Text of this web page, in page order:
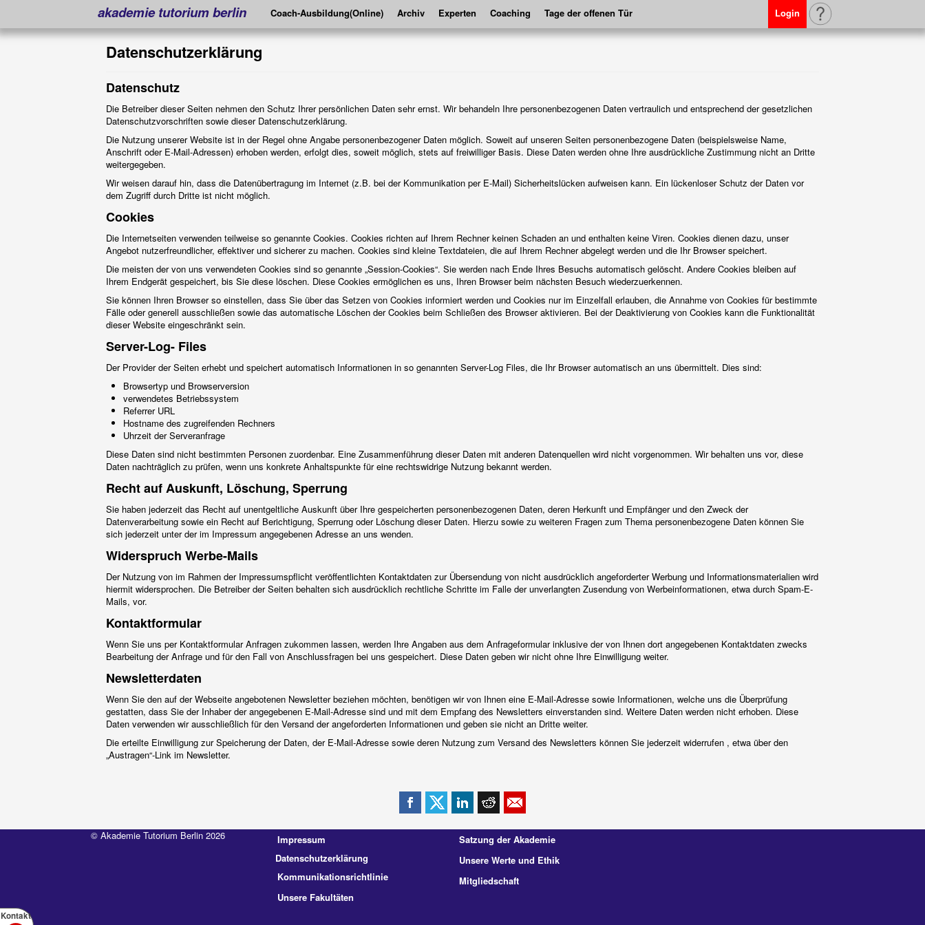
Kontakt
akademie tutorium berlin Coach-Ausbildung(Online) Archiv Experten Coaching Tage der offenen Tür Login
Datenschutzerklärung
Datenschutz
Die Betreiber dieser Seiten nehmen den Schutz Ihrer persönlichen Daten sehr ernst. Wir behandeln Ihre personenbezogenen Daten vertraulich und entsprechend der gesetzlichen
Datenschutzvorschriften sowie dieser Datenschutzerklärung.
Die Nutzung unserer Website ist in der Regel ohne Angabe personenbezogener Daten möglich. Soweit auf unseren Seiten personenbezogene Daten (beispielsweise Name,
Anschrift oder E-Mail-Adressen) erhoben werden, erfolgt dies, soweit möglich, stets auf freiwilliger Basis. Diese Daten werden ohne Ihre ausdrückliche Zustimmung nicht an Dritte
weitergegeben.
Wir weisen darauf hin, dass die Datenübertragung im Internet (z.B. bei der Kommunikation per E-Mail) Sicherheitslücken aufweisen kann. Ein lückenloser Schutz der Daten vor
dem Zugriff durch Dritte ist nicht möglich.
Cookies
Die Internetseiten verwenden teilweise so genannte Cookies. Cookies richten auf Ihrem Rechner keinen Schaden an und enthalten keine Viren. Cookies dienen dazu, unser
Angebot nutzerfreundlicher, effektiver und sicherer zu machen. Cookies sind kleine Textdateien, die auf Ihrem Rechner abgelegt werden und die Ihr Browser speichert.
Die meisten der von uns verwendeten Cookies sind so genannte „Session-Cookies“. Sie werden nach Ende Ihres Besuchs automatisch gelöscht. Andere Cookies bleiben auf
Ihrem Endgerät gespeichert, bis Sie diese löschen. Diese Cookies ermöglichen es uns, Ihren Browser beim nächsten Besuch wiederzuerkennen.
Sie können Ihren Browser so einstellen, dass Sie über das Setzen von Cookies informiert werden und Cookies nur im Einzelfall erlauben, die Annahme von Cookies für bestimmte
Fälle oder generell ausschließen sowie das automatische Löschen der Cookies beim Schließen des Browser aktivieren. Bei der Deaktivierung von Cookies kann die Funktionalität
dieser Website eingeschränkt sein.
Server-Log- Files
Der Provider der Seiten erhebt und speichert automatisch Informationen in so genannten Server-Log Files, die Ihr Browser automatisch an uns übermittelt. Dies sind:
Browsertyp und Browserversion
verwendetes Betriebssystem
Referrer URL
Hostname des zugreifenden Rechners
Uhrzeit der Serveranfrage
Diese Daten sind nicht bestimmten Personen zuordenbar. Eine Zusammenführung dieser Daten mit anderen Datenquellen wird nicht vorgenommen. Wir behalten uns vor, diese
Daten nachträglich zu prüfen, wenn uns konkrete Anhaltspunkte für eine rechtswidrige Nutzung bekannt werden.
Recht auf Auskunft, Löschung, Sperrung
Sie haben jederzeit das Recht auf unentgeltliche Auskunft über Ihre gespeicherten personenbezogenen Daten, deren Herkunft und Empfänger und den Zweck der
Datenverarbeitung sowie ein Recht auf Berichtigung, Sperrung oder Löschung dieser Daten. Hierzu sowie zu weiteren Fragen zum Thema personenbezogene Daten können Sie
sich jederzeit unter der im Impressum angegebenen Adresse an uns wenden.
Widerspruch Werbe-Mails
Der Nutzung von im Rahmen der Impressumspflicht veröffentlichten Kontaktdaten zur Übersendung von nicht ausdrücklich angeforderter Werbung und Informationsmaterialien wird
hiermit widersprochen. Die Betreiber der Seiten behalten sich ausdrücklich rechtliche Schritte im Falle der unverlangten Zusendung von Werbeinformationen, etwa durch Spam-E-
Mails, vor.
Kontaktformular
Wenn Sie uns per Kontaktformular Anfragen zukommen lassen, werden Ihre Angaben aus dem Anfrageformular inklusive der von Ihnen dort angegebenen Kontaktdaten zwecks
Bearbeitung der Anfrage und für den Fall von Anschlussfragen bei uns gespeichert. Diese Daten geben wir nicht ohne Ihre Einwilligung weiter.
Newsletterdaten
Wenn Sie den auf der Webseite angebotenen Newsletter beziehen möchten, benötigen wir von Ihnen eine E-Mail-Adresse sowie Informationen, welche uns die Überprüfung
gestatten, dass Sie der Inhaber der angegebenen E-Mail-Adresse sind und mit dem Empfang des Newsletters einverstanden sind. Weitere Daten werden nicht erhoben. Diese
Daten verwenden wir ausschließlich für den Versand der angeforderten Informationen und geben sie nicht an Dritte weiter.
Die erteilte Einwilligung zur Speicherung der Daten, der E-Mail-Adresse sowie deren Nutzung zum Versand des Newsletters können Sie jederzeit widerrufen , etwa über den
„Austragen“-Link im Newsletter.
© Akademie Tutorium Berlin 2026
Impressum
Datenschutzerklärung
Kommunikationsrichtlinie
Unsere Fakultäten
Satzung der Akademie
Unsere Werte und Ethik
Mitgliedschaft